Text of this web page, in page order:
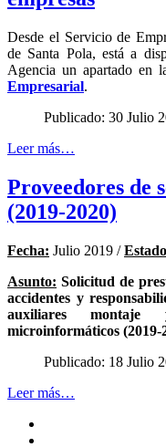
Desde el Servicio de
de Santa Pola, está a
Agencia un apartado en
Empresarial.
Publicado: 30 Julio
Leer más…
Proveedores de
(2019-2020)
Fecha: Julio 2019 /
Asunto: Solicitud de
accidentes y
auxiliares montaje
microinformáticos (2019-
Publicado: 18 Julio
Leer más…